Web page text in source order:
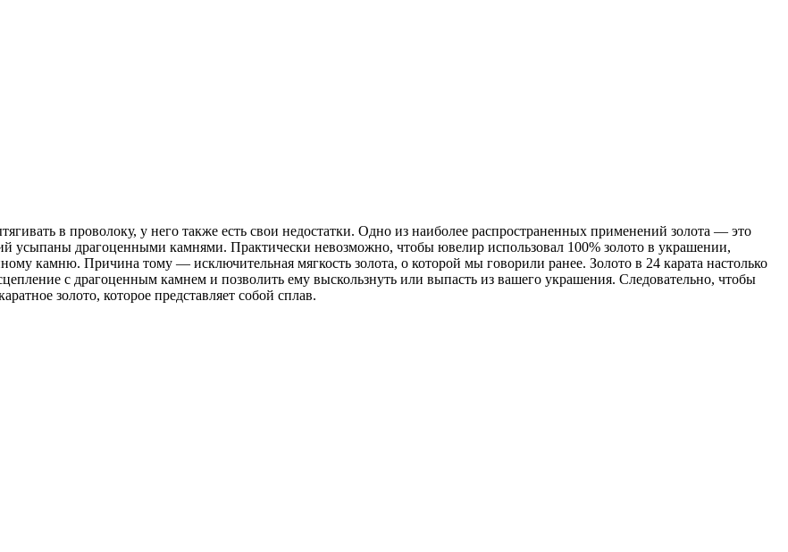
в проволоку, у него также есть свои недостатки. Одно из наиболее распространенных применений золота — это
усыпаны драгоценными камнями. Практически невозможно, чтобы ювелир использовал 100% золото в украшении,
камню. Причина тому — исключительная мягкость золота, о которой мы говорили ранее. Золото в 24 карата настолько
с драгоценным камнем и позволить ему выскользнуть или выпасть из вашего украшения. Следовательно, чтобы
золото, которое представляет собой сплав.